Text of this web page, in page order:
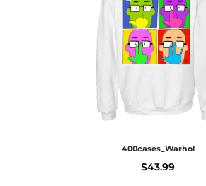
400cases_Warhol
$43.99